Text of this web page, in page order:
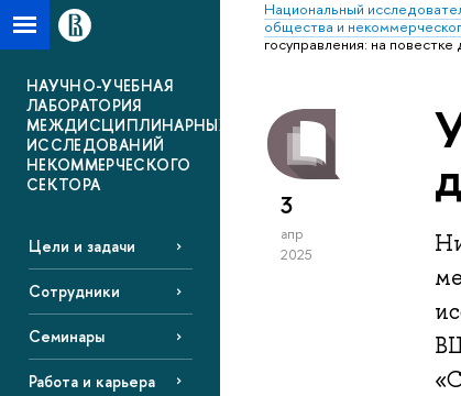
Национальный
общества и
госуправления: на
НАУЧНО-УЧЕБНАЯ
ЛАБОРАТОРИЯ
МЕЖДИСЦИПЛИНАРНЫХ
ИССЛЕДОВАНИЙ
НЕКОММЕРЧЕСКОГО
СЕКТОРА
Цели и задачи
Сотрудники
Семинары
Работа и карьера
3
апр
2025